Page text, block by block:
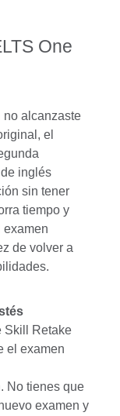
One
no alcanzaste
el
inglés
sin tener
tiempo y
examen
de volver a
Skill Retake
el examen
No tienes que
examen y